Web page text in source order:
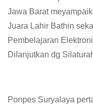
Jawa Barat
Juara Lahir Bathin
Pembelajaran
Dilanjutkan dg
Ponpes Suryalaya